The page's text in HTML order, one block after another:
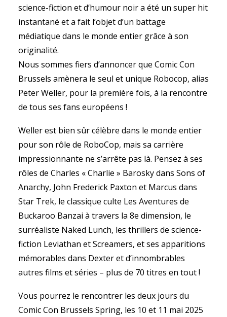
science-fiction et d’humour noir a été un super hit
instantané et a fait l’objet d’un battage
médiatique dans le monde entier grâce à son
originalité.
Nous sommes fiers d’annoncer que Comic Con
Brussels amènera le seul et unique Robocop, alias
Peter Weller, pour la première fois, à la rencontre
de tous ses fans européens !
Weller est bien sûr célèbre dans le monde entier
pour son rôle de RoboCop, mais sa carrière
impressionnante ne s’arrête pas là. Pensez à ses
rôles de Charles « Charlie » Barosky dans Sons of
Anarchy, John Frederick Paxton et Marcus dans
Star Trek, le classique culte Les Aventures de
Buckaroo Banzai à travers la 8e dimension, le
surréaliste Naked Lunch, les thrillers de science-
fiction Leviathan et Screamers, et ses apparitions
mémorables dans Dexter et d’innombrables
autres films et séries – plus de 70 titres en tout !
Vous pourrez le rencontrer les deux jours du
Comic Con Brussels Spring, les 10 et 11 mai 2025